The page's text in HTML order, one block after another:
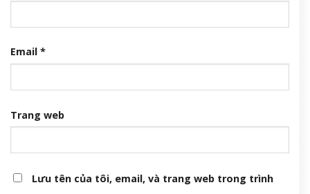
Email *
Trang web
Lưu tên của tôi, email, và trang web trong trình